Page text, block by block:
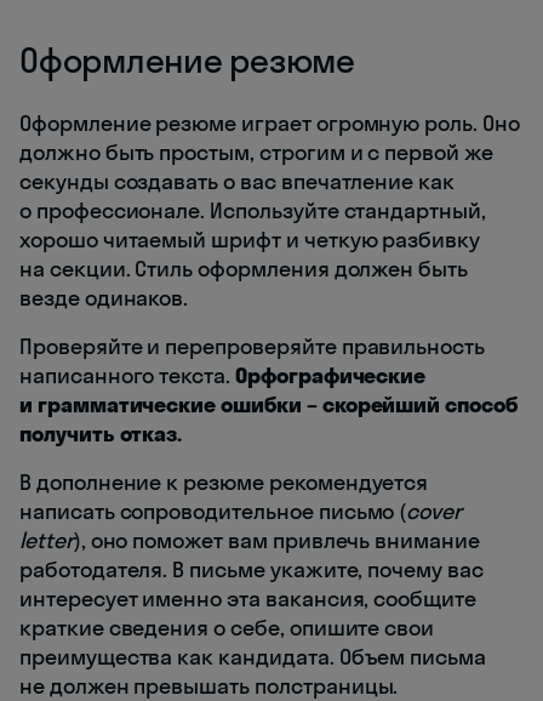
Оформление резюме
Оформление резюме играет огромную роль. Оно
должно быть простым, строгим и с первой же
секунды создавать о вас впечатление как
о профессионале. Используйте стандартный,
хорошо читаемый шрифт и четкую разбивку
на секции. Стиль оформления должен быть
везде одинаков.
Проверяйте и перепроверяйте правильность
написанного текста. Орфографические
и грамматические ошибки – скорейший способ
получить отказ.
В дополнение к резюме рекомендуется
написать сопроводительное письмо (cover
letter), оно поможет вам привлечь внимание
работодателя. В письме укажите, почему вас
интересует именно эта вакансия, сообщите
краткие сведения о себе, опишите свои
преимущества как кандидата. Объем письма
не должен превышать полстраницы.